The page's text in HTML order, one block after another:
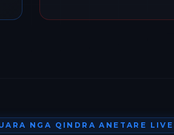
NGA QINDRA ANETARE